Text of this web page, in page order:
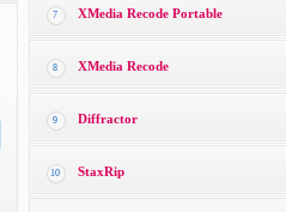
7 XMedia Recode Portable
8 XMedia Recode
9 Diffractor
10 StaxRip